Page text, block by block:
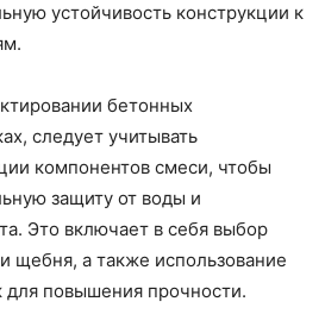
устойчивость конструкции к
бетонных
следует учитывать
компонентов смеси, чтобы
защиту от воды и
Это включает в себя выбор
щебня, а также использование
для повышения прочности.